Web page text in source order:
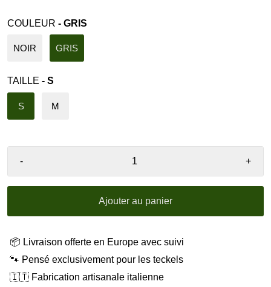
COULEUR - GRIS
NOIR GRIS
TAILLE - S
S M
- +
Ajouter au panier
📦 Livraison offerte en Europe avec suivi
🐾 Pensé exclusivement pour les teckels
🇮🇹 Fabrication artisanale italienne